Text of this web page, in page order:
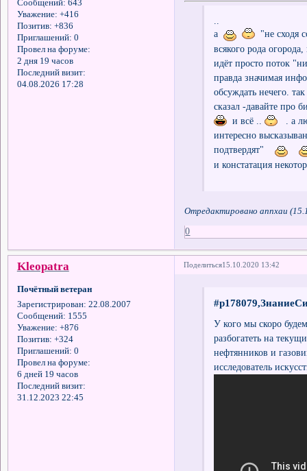
Сообщений: 643
Уважение: +416
Позитив: +836
Приглашений: 0
Провел на форуме:
2 дня 19 часов
Последний визит:
04.08.2026 17:28
..
а
"не сходя
всякого рода
идёт просто поток
правда значимая
обсуждать нечего.
сказал -давайте про
и всё ..
. а
интересно
подтвердят"
и констатация
Отредактировано annxau
0
Поделиться15.10.2020 13:42
Kleopatra
Почётный ветеран
Зарегистрирован: 22.08.2007
Сообщений: 1555
Уважение: +876
Позитив: +324
Приглашений: 0
Провел на форуме:
6 дней 19 часов
Последний визит:
31.12.2023 22:45
У кого мы скоро
разбогатеть на
нефтянников и
исследователь